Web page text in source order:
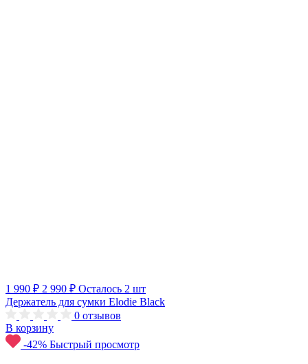
1 990 ₽ 2 990 ₽ Осталось 2 шт
Держатель для сумки Elodie Black
0 отзывов
В корзину
-42% Быстрый просмотр